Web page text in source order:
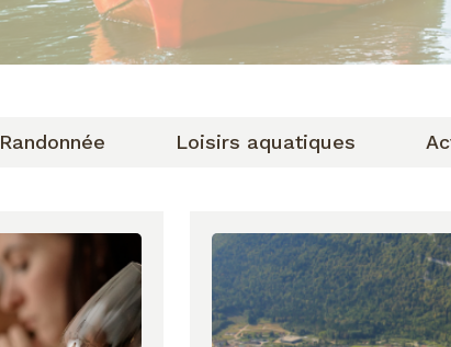
Randonnée Loisirs aquatiques